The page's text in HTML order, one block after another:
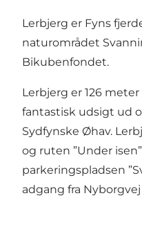
Lerbjerg er Fyns
naturområdet
Bikubenfondet.
Lerbjerg er 126
fantastisk udsigt ud
Sydfynske Øhav.
og ruten ”Under
parkeringspladsen
adgang fra